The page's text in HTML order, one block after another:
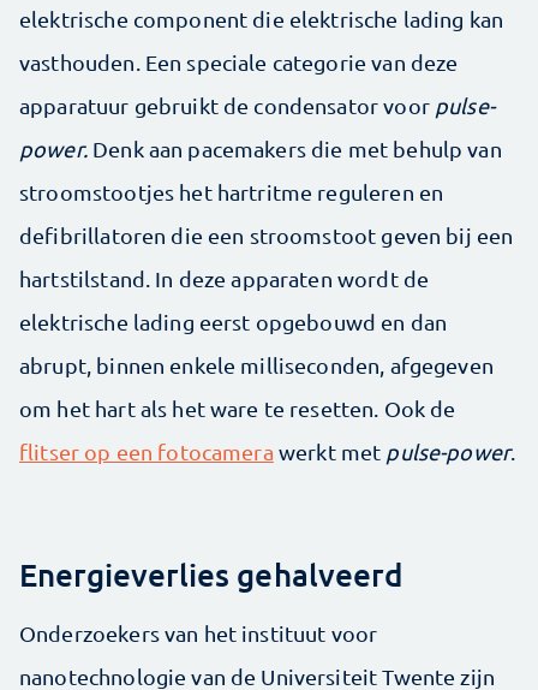
elektrische component die elektrische lading kan
vasthouden. Een speciale categorie van deze
apparatuur gebruikt de condensator voor pulse-
power. Denk aan pacemakers die met behulp van
stroomstootjes het hartritme reguleren en
defibrillatoren die een stroomstoot geven bij een
hartstilstand. In deze apparaten wordt de
elektrische lading eerst opgebouwd en dan
abrupt, binnen enkele milliseconden, afgegeven
om het hart als het ware te resetten. Ook de
flitser op een fotocamera werkt met pulse-power.
Energieverlies gehalveerd
Onderzoekers van het instituut voor
nanotechnologie van de Universiteit Twente zijn